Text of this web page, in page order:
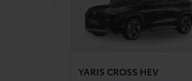
YARIS CROSS HEV